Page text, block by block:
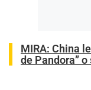
MIRA: China
de Pandora”